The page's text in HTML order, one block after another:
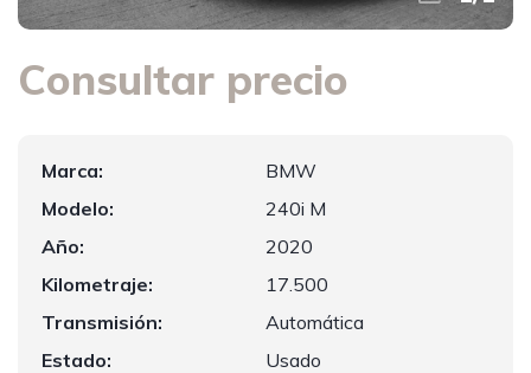
Consultar precio
Marca:
BMW
Modelo:
240i M
Año:
2020
Kilometraje:
17.500
Transmisión:
Automática
Estado:
Usado